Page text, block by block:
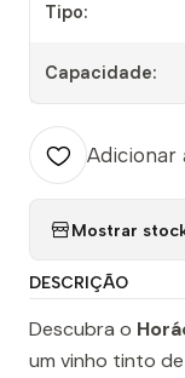
Tipo:
Capacidade:
Adicionar
Mostrar
DESCRIÇÃO
Descubra o
um vinho tinto